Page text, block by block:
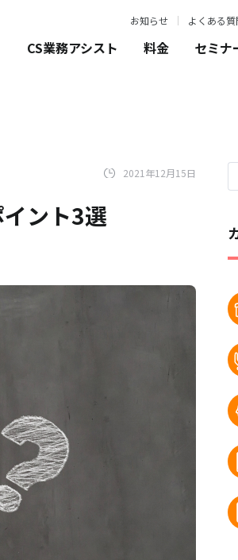
お知らせ よくある質
CS業務アシスト 料金 セミナ
2021年12月15日
ント3選